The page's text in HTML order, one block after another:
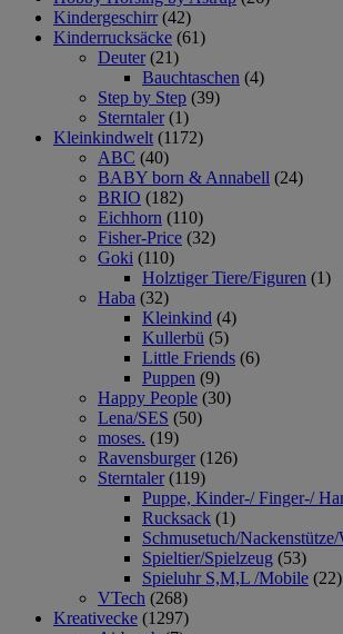
Kindergeschirr (42)
Kinderrucksäcke (61)
Deuter (21)
Bauchtaschen (4)
Step by Step (39)
Sterntaler (1)
Kleinkindwelt (1172)
ABC (40)
BABY born & Annabell (24)
BRIO (182)
Eichhorn (110)
Fisher-Price (32)
Goki (110)
Holztiger Tiere/Figuren (1)
Haba (32)
Kleinkind (4)
Kullerbü (5)
Little Friends (6)
Puppen (9)
Happy People (30)
Lena/SES (50)
moses. (19)
Ravensburger (126)
Sterntaler (119)
Puppe, Kinder-/ Finger-/
Rucksack (1)
Schmusetuch/
Spieltier/Spielzeug (53)
Spieluhr S,M,L /Mobile (22)
VTech (268)
Kreativecke (1297)